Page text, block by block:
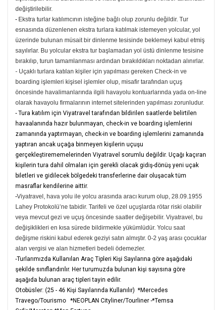
değiştirilebilir.
- Ekstra turlar katılımcının isteğine bağlı olup zorunlu değildir. Tur
esnasında düzenlenen ekstra turlara katılmak istemeyen yolcular, yol
üzerinde bulunan müsait bir dinlenme tesisinde beklemeyi kabul etmiş
sayılırlar. Bu yolcular ekstra tur başlamadan yol üstü dinlenme tesisine
bırakılıp, turun tamamlanması ardından bırakıldıkları noktadan alınırlar.
- Uçaklı turlara katılan kişiler için yapılması gereken Check-in ve
boarding işlemleri kişisel işlemler olup, misafir tarafından uçuş
öncesinde havalimanlarında ilgili havayolu kontuarlarında yada on-line
olarak havayolu firmalarının internet sitelerinden yapılması zorunludur.
- Tura katılım için Viyatravel tarafından bildirilen saatlerde belirtilen
havaalanında hazır bulunmayan, check-in ve boarding işlemlerini
zamanında yaptırmayan, check-in ve boarding işlemlerini zamanında
yaptıran ancak uçağa binmeyen kişilerin uçuşu
gerçekleştirememelerinden Viyatravel sorumlu değildir. Uçağı kaçıran
kişilerin tura dahil olmaları için gerekli olacak gidiş-dönüş yeni uçak
biletleri ve gidilecek bölgedeki transferlerine dair oluşacak tüm
masraflar kendilerine aittir.
-Viyatravel, hava yolu ile yolcu arasında aracı kurum olup, 28.09.1955
Lahey Protokolü’ne tabidir. Tarifeli ve özel uçuşlarda rötar riski olabilir
veya mevcut gezi ve uçuş öncesinde saatler değişebilir. Viyatravel, bu
değişiklikleri en kısa sürede bildirmekle yükümlüdür. Yolcu saat
değişme riskini kabul ederek geziyi satın almıştır. 0-2 yaş arası çocuklar
alan vergisi ve alan hizmetleri bedeli ödemezler.
-Turlarımızda Kullanılan Araç Tipleri Kişi Sayılarına göre aşağıdaki
şekilde sınıflandırılır. Her turumuzda bulunan kişi sayısına göre
aşağıda bulunan araç tipleri tayin edilir.
Otobüsler: (25 - 46 Kişi Sayılarında Kullanılır) *Mercedes
Travego/Tourismo *NEOPLAN Cityliner/Tourliner -*Temsa